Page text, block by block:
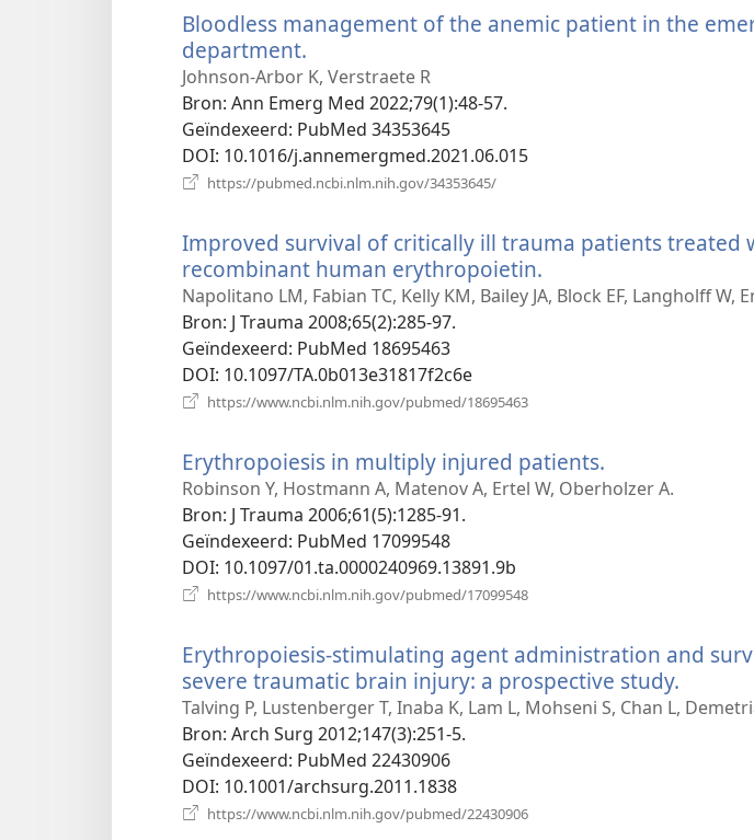
Bloodless management of the anemic patient in the
department.
nieuw
venster)
Johnson-Arbor K, Verstraete R
Bron‎: Ann Emerg Med 2022;79(1):48-57.
Geïndexeerd‎: PubMed 34353645
DOI‎: 10.1016/j.annemergmed.2021.06.015
https://pubmed.ncbi.nlm.nih.gov/34353645/
Improved survival of critically ill trauma patients treated
recombinant human erythropoietin.
nieuw
Napolitano LM, Fabian TC, Kelly KM, Bailey JA, Block EF, Langholff W,
Bron‎: J Trauma 2008;65(2):285-97.
Geïndexeerd‎: PubMed 18695463
DOI‎: 10.1097/TA.0b013e31817f2c6e
https://www.ncbi.nlm.nih.gov/pubmed/18695463
Erythropoiesis in multiply injured patients.
nieuw
Robinson Y, Hostmann A, Matenov A, Ertel W, Oberholzer A.
Bron‎: J Trauma 2006;61(5):1285-91.
Geïndexeerd‎: PubMed 17099548
DOI‎: 10.1097/01.ta.0000240969.13891.9b
https://www.ncbi.nlm.nih.gov/pubmed/17099548
Erythropoiesis-stimulating agent administration and
severe traumatic brain injury: a prospective study.
nieuw
Talving P, Lustenberger T, Inaba K, Lam L, Mohseni S, Chan L,
Bron‎: Arch Surg 2012;147(3):251-5.
Geïndexeerd‎: PubMed 22430906
DOI‎: 10.1001/archsurg.2011.1838
https://www.ncbi.nlm.nih.gov/pubmed/22430906